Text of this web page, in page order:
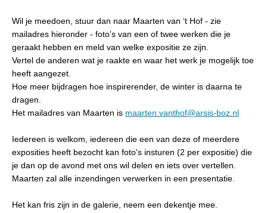
Wil je meedoen, stuur dan naar Maarten van ‘t Hof - zie
mailadres hieronder - foto’s van een of twee werken die je
geraakt hebben en meld van welke expositie ze zijn.
Vertel de anderen wat je raakte en waar het werk je mogelijk toe
heeft aangezet.
Hoe meer bijdragen hoe inspirerender, de winter is daarna te
dragen.
Het mailadres van Maarten is maarten.vanthof@arsis-boz.nl
Iedereen is welkom, iedereen die een van deze of meerdere
exposities heeft bezocht kan foto's insturen (2 per expositie) die
je dan op de avond met ons wil delen en iets over vertellen.
Maarten zal alle inzendingen verwerken in een presentatie.
Het kan fris zijn in de galerie, neem een dekentje mee.